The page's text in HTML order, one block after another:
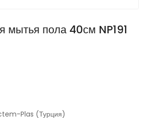
мытья пола 40см NP191
Plas (Турция)